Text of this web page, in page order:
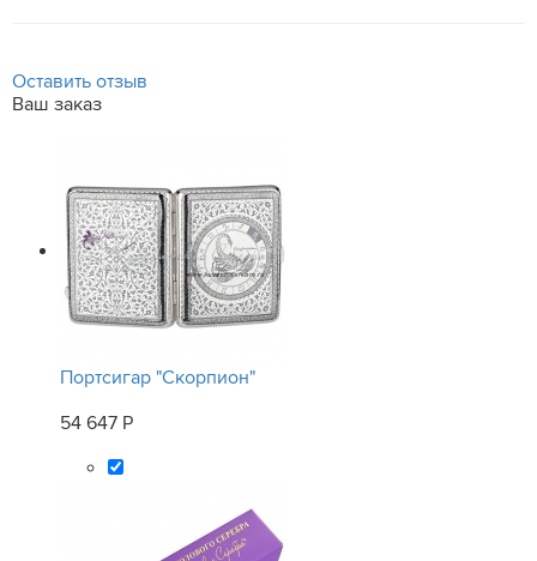
Оставить отзыв
Ваш заказ
Портсигар "Скорпион"
54 647 Р